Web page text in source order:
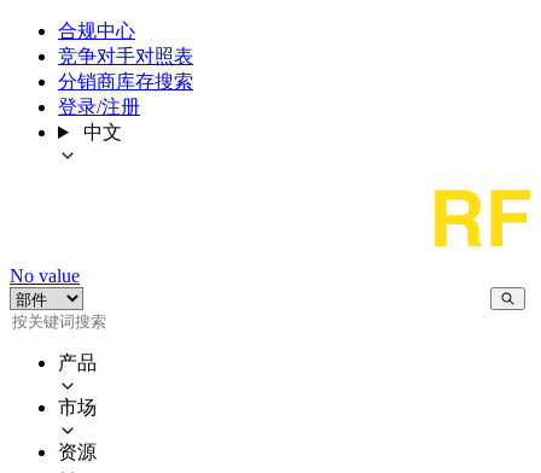
合规中心
竞争对手对照表
分销商库存搜索
登录/注册
中文
No value
产品
市场
资源